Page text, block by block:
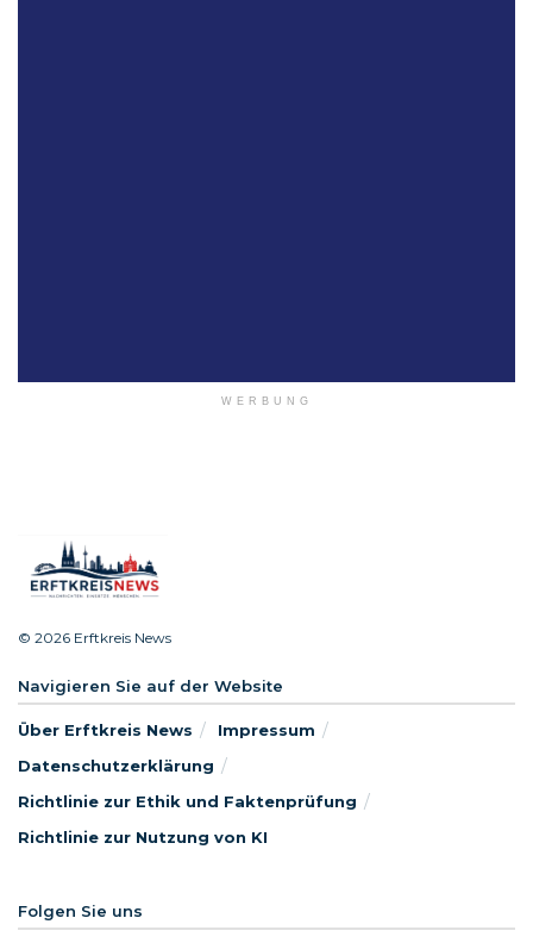
WERBUNG
© 2026 Erftkreis News
Navigieren Sie auf der Website
Über Erftkreis News
Impressum
Datenschutzerklärung
Richtlinie zur Ethik und Faktenprüfung
Richtlinie zur Nutzung von KI
Folgen Sie uns